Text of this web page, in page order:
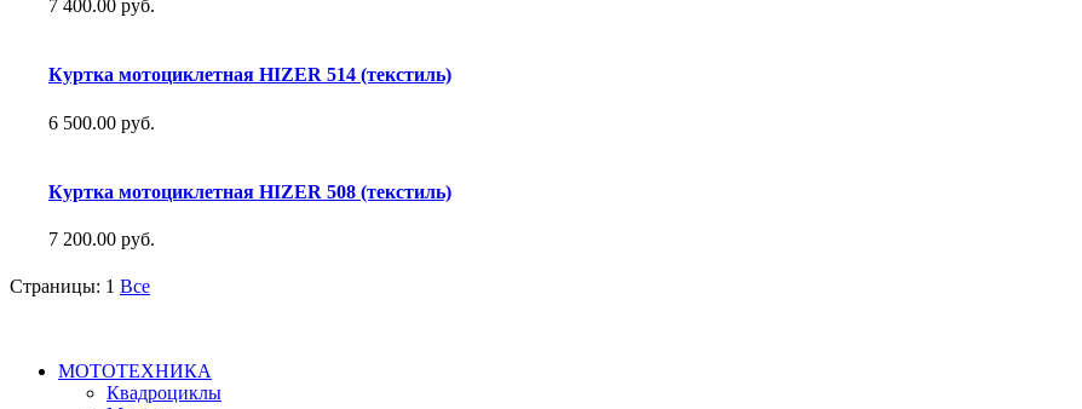
7 400.00 руб.
Куртка мотоциклетная HIZER 514 (текстиль)
6 500.00 руб.
Куртка мотоциклетная HIZER 508 (текстиль)
7 200.00 руб.
Страницы: 1 Все
МОТОТЕХНИКА
Квадроциклы